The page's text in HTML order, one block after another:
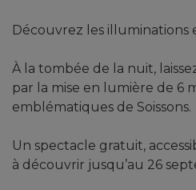
Découvrez les illuminations
À la tombée de la nuit,
par la mise en lumière de 6
emblématiques de Soissons.
Un spectacle gratuit,
à découvrir jusqu’au 26